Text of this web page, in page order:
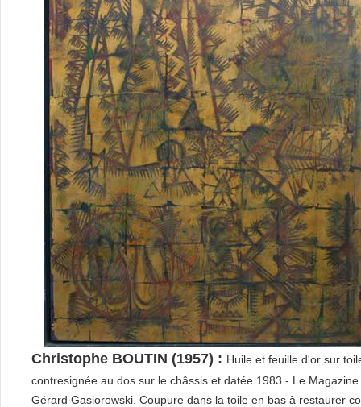
Christophe BOUTIN (1957) : Huile et feuille d'or sur
contresignée au dos sur le châssis et datée 1983 - Le
Gérard Gasiorowski. Coupure dans la toile en bas à restaurer